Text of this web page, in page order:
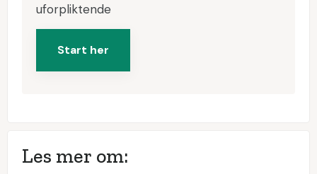
uforpliktende
Start her
Les mer om: